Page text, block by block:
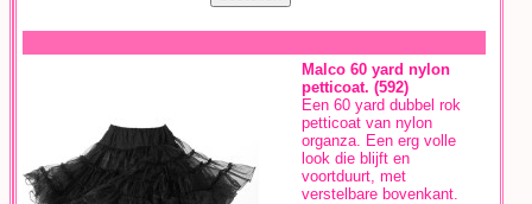
Malco 60 yard nylon
petticoat. (592)
Een 60 yard dubbel rok
petticoat van nylon
organza. Een erg volle
look die blijft en
voortduurt, met
verstelbare bovenkant.